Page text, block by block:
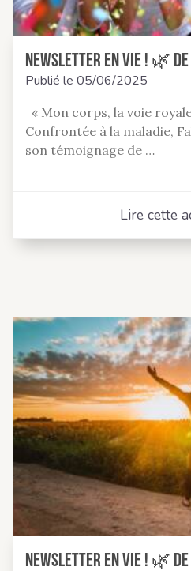
Newsletter En Vie ! 🌿
Publié le 05/06/2025
« Mon corps, la voie
Confrontée à la maladie,
son témoignage de …
Lire cette
Newsletter En Vie ! 🌿